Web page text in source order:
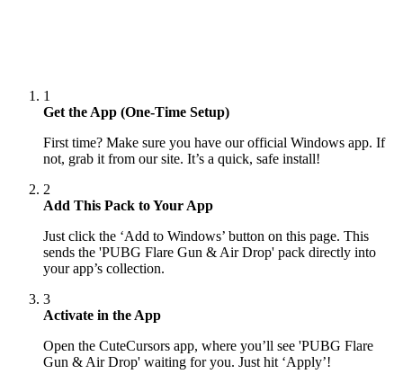
1
Get the App (One-Time Setup)
First time? Make sure you have our official Windows app. If
not, grab it from our site. It’s a quick, safe install!
2
Add This Pack to Your App
Just click the ‘Add to Windows’ button on this page. This
sends the 'PUBG Flare Gun & Air Drop' pack directly into
your app’s collection.
3
Activate in the App
Open the CuteCursors app, where you’ll see 'PUBG Flare
Gun & Air Drop' waiting for you. Just hit ‘Apply’!